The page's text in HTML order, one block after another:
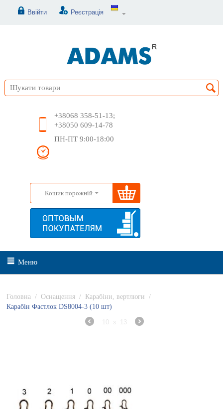
Ввійти Реєстрація
+38068 358-51-13;
+38050 609-14-78
ПН-ПТ 9:00-18:00
Кошик порожній
Меню
Головна / Оснащення / Карабіни, вертлюги
/
Карабін Фастлок DS8004-3 (10 шт)
10 з 13